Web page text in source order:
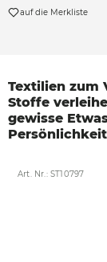
Möbelstoffe
auf die Merkliste
Textilien zum
Stoffe
gewisse
Art. Nr.: ST10797